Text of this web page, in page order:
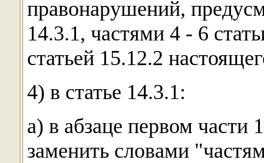
правонарушений,
14.3.1, частями 4 - 6
статьей 15.12.2
4) в статье 14.3.1:
а) в абзаце первом части
заменить словами